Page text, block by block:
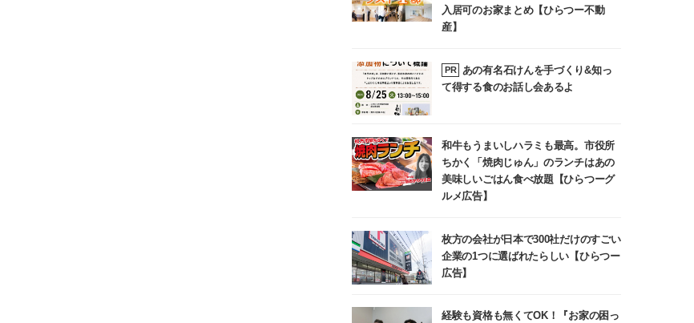
入居可のお家まとめ【ひらつー不動
産】
PR
あの有名石けんを手づくり&知っ
て得する食のお話し会あるよ
和牛もうまいしハラミも最高。市役所
ちかく「焼肉じゅん」のランチはあの
美味しいごはん食べ放題【ひらつーグ
ルメ広告】
枚方の会社が日本で300社だけのすごい
企業の1つに選ばれたらしい【ひらつー
広告】
経験も資格も無くてOK！『お家の困っ